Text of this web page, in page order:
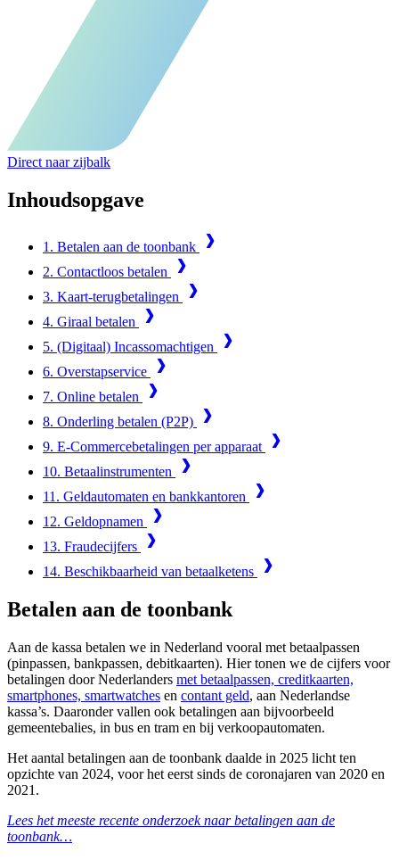
Direct naar zijbalk
Inhoudsopgave
1. Betalen aan de toonbank
2. Contactloos betalen
3. Kaart-terugbetalingen
4. Giraal betalen
5. (Digitaal) Incassomachtigen
6. Overstapservice
7. Online betalen
8. Onderling betalen (P2P)
9. E-Commerce­betalingen per apparaat
10. Betaalinstrumenten
11. Geldautomaten en bankkantoren
12. Geldopnamen
13. Fraudecijfers
14. Beschikbaarheid van betaalketens
Betalen aan de toonbank
Aan de kassa betalen we in Nederland vooral met betaalpassen
(pinpassen, bankpassen, debitkaarten). Hier tonen we de cijfers voor
betalingen door Nederlanders met betaalpassen, creditkaarten,
smartphones, smartwatches en contant geld, aan Nederlandse
kassa’s. Daaronder vallen ook betalingen aan bijvoorbeeld
gemeentebalies, in bus en tram en bij verkoopautomaten.
Het aantal betalingen aan de toonbank daalde in 2025 licht ten
opzichte van 2024, voor het eerst sinds de coronajaren van 2020 en
2021.
Lees het meeste recente onderzoek naar betalingen aan de
toonbank…